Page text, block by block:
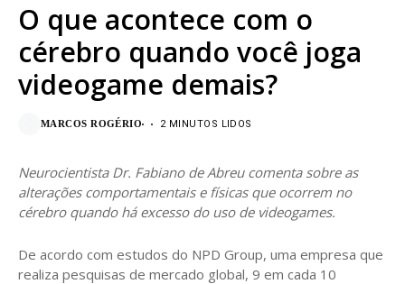
O que acontece com o
cérebro quando você joga
videogame demais?
MARCOS ROGÉRIO 2 MINUTOS LIDOS
Neurocientista Dr. Fabiano de Abreu comenta sobre as
alterações comportamentais e físicas que ocorrem no
cérebro quando há excesso do uso de videogames.
De acordo com estudos do NPD Group, uma empresa que
realiza pesquisas de mercado global, 9 em cada 10